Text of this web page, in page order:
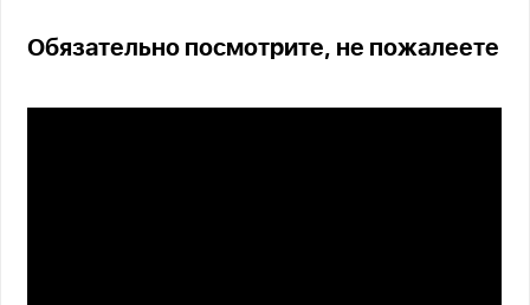
Обязательно посмотрите, не пожалеете